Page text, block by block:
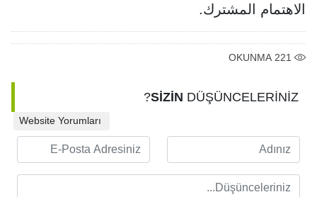
الاهتمام المشترك.
221
OKUNMA
SİZİN DÜŞÜNCELERİNİZ?